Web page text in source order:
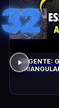
32
URGENTE: